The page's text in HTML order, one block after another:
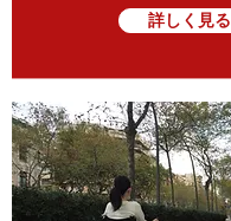
詳しく見る